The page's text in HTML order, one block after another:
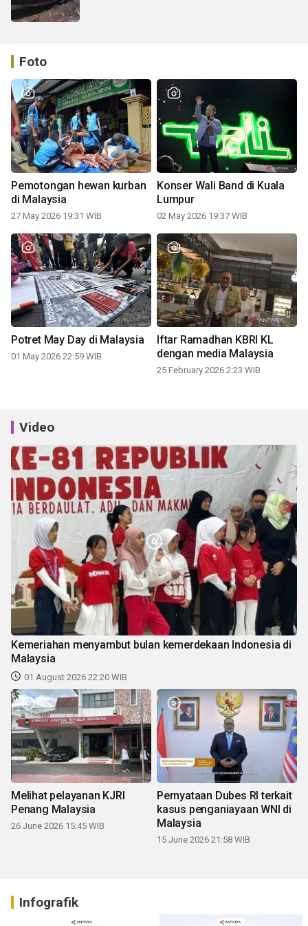
Foto
Pemotongan hewan kurban
di Malaysia
27 May 2026 19:31 WIB
Konser Wali Band di Kuala
Lumpur
02 May 2026 19:37 WIB
Potret May Day di Malaysia
01 May 2026 22:59 WIB
Iftar Ramadhan KBRI KL
dengan media Malaysia
25 February 2026 2:23 WIB
Video
Kemeriahan menyambut bulan kemerdekaan Indonesia di
Malaysia
01 August 2026 22:20 WIB
Melihat pelayanan KJRI
Penang Malaysia
26 June 2026 15:45 WIB
Pernyataan Dubes RI terkait
kasus penganiayaan WNI di
Malaysia
15 June 2026 21:58 WIB
Infografik